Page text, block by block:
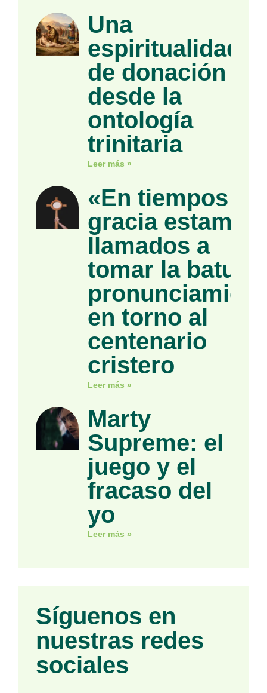
Una
espiritualidad
de donación
desde la
ontología
trinitaria
Leer más »
«En tiempos de
gracia estamos
llamados a
tomar la
en torno al
centenario
cristero
Leer más »
Marty
Supreme: el
juego y el
fracaso del
yo
Leer más »
Síguenos en
nuestras redes
sociales